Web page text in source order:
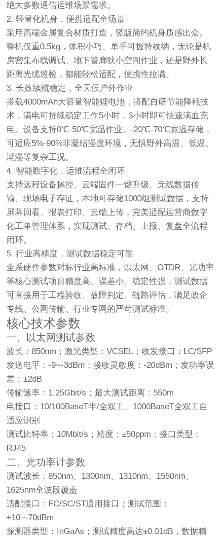
绝大多数通信运维场景需求。
2. 轻量化机身，便携适配全场景
采用高端金属复合材质打造，竖版简约机身质感出众。
整机仅重0.5kg，体积小巧、单手可握持收纳，无论是机
房密集布线调试、地下管廊狭小空间作业，还是野外长
距离光缆巡检，都能轻松适配，便携性拉满。
3. 长效续航稳定，全天候户外作业
搭载4000mAh大容量智能锂电池，搭配自研节能降耗技
术，满电可持续稳定工作5小时，3小时即可快速满血充
电。设备支持0℃-50℃宽温作业、-20℃-70℃宽温存储，
可适应5%-90%非凝结湿度环境，无惧野外高温、低温、
潮湿等复杂工况。
4. 智能数字化，运维流程全闭环
支持远程设备操控、云端固件一键升级、无线数据传
输、现场电子存证，本地可存储1000组测试数据，支持
屏幕回看、报表打印、云端上传，完美适配运营商数字
化工单管理体系，实现测试、存档、上报、复盘全流程
闭环。
5. 行业高精度，测试数据稳定可靠
全系硬件参数对标行业高标准，以太网、OTDR、光功率
等核心测试项目精度高、误差小、稳定性强，测试数据
可直接用于工程验收、故障判定、链路评估，满足政企
专线、公网传输、行业专网的严苛测试标准。
核心技术参数
一、以太网测试参数
波长：850nm；激光类型：VCSEL；收发接口：LC/SFP
发送电平：-9~-3dBm；接收灵敏度：-20dBm；发功率误
差：±2dB
传输速率：1.25Gbit/s；最大测试距离：550m
电接口：10/100BaseT半/全双工、1000BaseT全双工自
适应识别
测试比特率：10Mbit/s；精度：±50ppm；接口类型：
RJ45
二、光功率计参数
测试波长：850nm、1300nm、1310nm、1550nm、
1625nm全波段覆盖
适配接口：FC/SC/ST通用接口；测试范围：
+10~-70dBm
探测器类型：InGaAs；测试精度高达±0.01dB，数据精